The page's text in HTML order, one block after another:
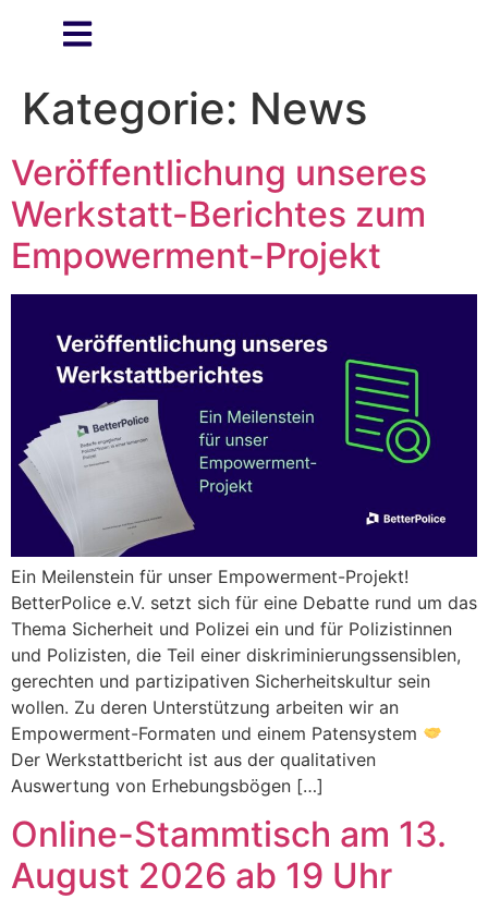
Kategorie: News
Veröffentlichung unseres
Werkstatt-Berichtes zum
Empowerment-Projekt
Ein Meilenstein für unser Empowerment-Projekt!
BetterPolice e.V. setzt sich für eine Debatte rund um das
Thema Sicherheit und Polizei ein und für Polizistinnen
und Polizisten, die Teil einer diskriminierungssensiblen,
gerechten und partizipativen Sicherheitskultur sein
wollen. Zu deren Unterstützung arbeiten wir an
Empowerment-Formaten und einem Patensystem
Der Werkstattbericht ist aus der qualitativen
Auswertung von Erhebungsbögen […]
Online-Stammtisch am 13.
August 2026 ab 19 Uhr